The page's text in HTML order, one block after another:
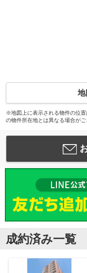
地
※地図上に表示される物件の位
の物件所在地とは異なる場合がご
成約済み一覧